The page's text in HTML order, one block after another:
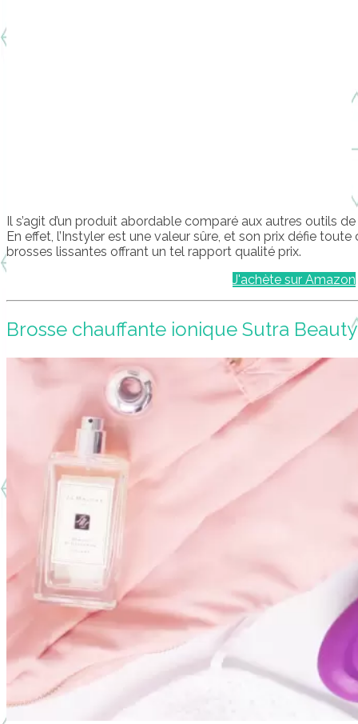
Il s’agit d’un produit abordable comparé aux autres outils
En effet, l’Instyler est une valeur sûre, et son prix défie
brosses lissantes offrant un tel rapport qualité prix.
J'achète sur Amazon
Brosse chauffante ionique Sutra Beauty